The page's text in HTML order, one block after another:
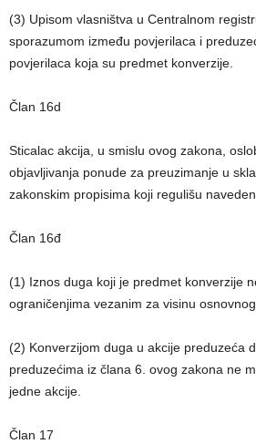
(3) Upisom vlasništva u Centralnom
sporazumom između povjerilaca i
povjerilaca koja su predmet konverzije.
Član 16d
Sticalac akcija, u smislu ovog zakona,
objavljivanja ponude za preuzimanje u
zakonskim propisima koji regulišu
Član 16đ
(1) Iznos duga koji je predmet konverzije
ograničenjima vezanim za visinu
(2) Konverzijom duga u akcije preduzeća
preduzećima iz člana 6. ovog zakona ne
jedne akcije.
Član 17